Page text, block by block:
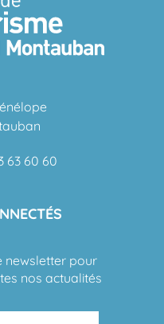
63 60 60
newsletter pour
nos actualités